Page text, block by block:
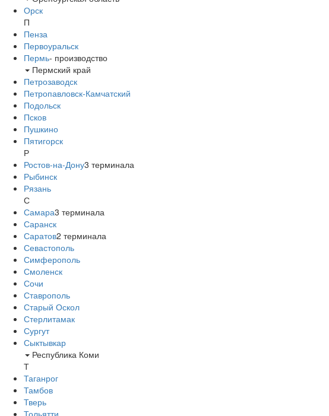
Орск
П
Пенза
Первоуральск
Пермь- производство
Пермский край
Петрозаводск
Петропавловск-Камчатский
Подольск
Псков
Пушкино
Пятигорск
Р
Ростов-на-Дону3 терминала
Рыбинск
Рязань
С
Самара3 терминала
Саранск
Саратов2 терминала
Севастополь
Симферополь
Смоленск
Сочи
Ставрополь
Старый Оскол
Стерлитамак
Сургут
Сыктывкар
Республика Коми
Т
Таганрог
Тамбов
Тверь
Тольятти